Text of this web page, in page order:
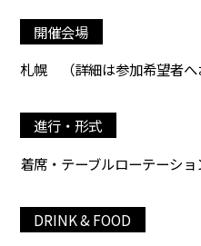
開催会場
札幌
（詳細は参加希望者
進行・形式
着席・テーブルローテーショ
DRINK & FOOD